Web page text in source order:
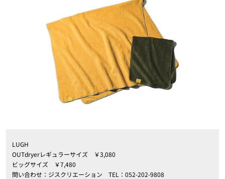
LUGH
OUTdryerレギュラーサイズ ￥3,080
ビッグサイズ ￥7,480
問い合わせ：ジスクリエーション TEL：052-202-9808